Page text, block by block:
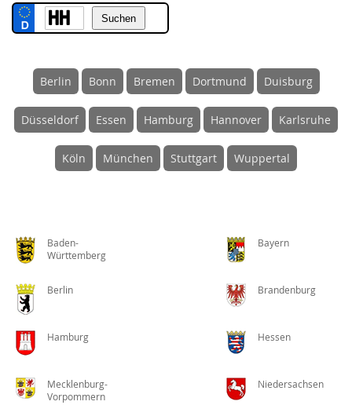
Berlin Bonn Bremen Dortmund Duisburg
Düsseldorf Essen Hamburg Hannover Karlsruhe
Köln München Stuttgart Wuppertal
Baden-
Württemberg
Bayern
Berlin Brandenburg
Hamburg Hessen
Mecklenburg-
Vorpommern
Niedersachsen